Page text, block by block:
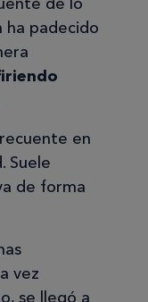
de lo
ha padecido
en
Suele
de forma
vez
se llegó a